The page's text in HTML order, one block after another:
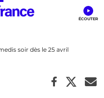
soir dès le 25 avril